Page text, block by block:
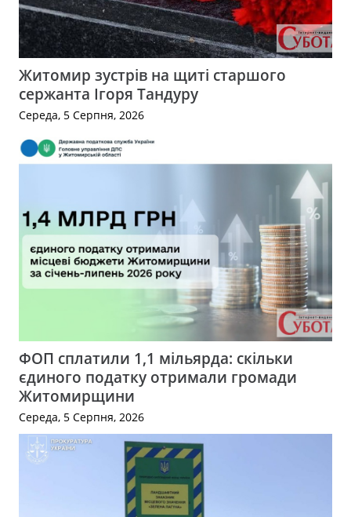
Житомир зустрів на щиті старшого
сержанта Ігоря Тандуру
Середа, 5 Серпня, 2026
ФОП сплатили 1,1 мільярда: скільки
єдиного податку отримали громади
Житомирщини
Середа, 5 Серпня, 2026